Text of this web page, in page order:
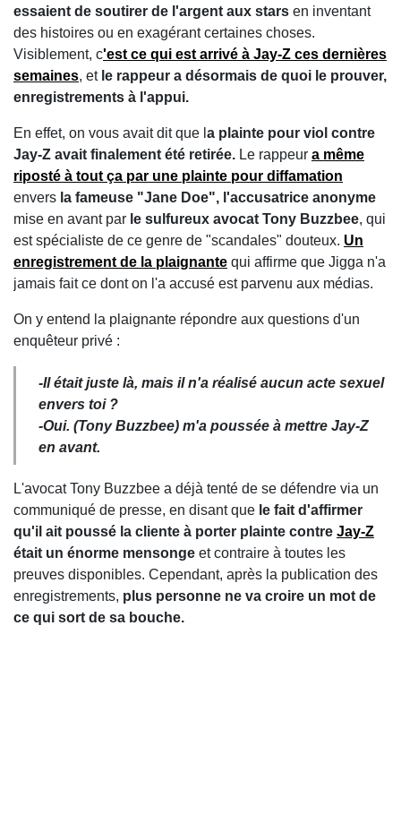
essaient de soutirer de l'argent aux stars en inventant
des histoires ou en exagérant certaines choses.
Visiblement, c'est ce qui est arrivé à Jay-Z ces dernières
semaines, et le rappeur a désormais de quoi le prouver,
enregistrements à l'appui.
En effet, on vous avait dit que l a plainte pour viol contre
Jay-Z avait finalement été retirée. Le rappeur a même
riposté à tout ça par une plainte pour diffamation
envers la fameuse "Jane Doe", l'accusatrice anonyme
mise en avant par le sulfureux avocat Tony Buzzbee, qui
est spécialiste de ce genre de "scandales" douteux. Un
enregistrement de la plaignante qui affirme que Jigga n'a
jamais fait ce dont on l'a accusé est parvenu aux médias.
On y entend la plaignante répondre aux questions d'un
enquêteur privé :
-Il était juste là, mais il n'a réalisé aucun acte sexuel
envers toi ?
-Oui. (Tony Buzzbee) m'a poussée à mettre Jay-Z
en avant.
L'avocat Tony Buzzbee a déjà tenté de se défendre via un
communiqué de presse, en disant que le fait d'affirmer
qu'il ait poussé la cliente à porter plainte contre Jay-Z
était un énorme mensonge et contraire à toutes les
preuves disponibles. Cependant, après la publication des
enregistrements, plus personne ne va croire un mot de
ce qui sort de sa bouche.